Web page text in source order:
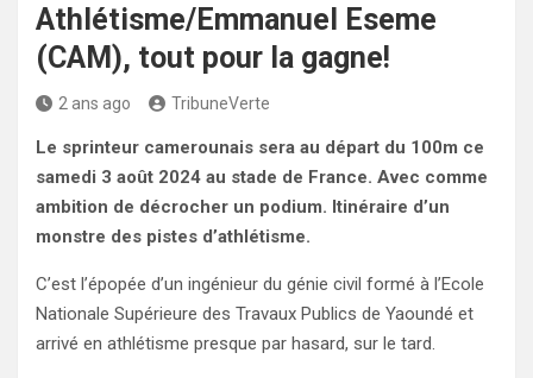
Athlétisme/Emmanuel Eseme
(CAM), tout pour la gagne!
2 ans ago TribuneVerte
Le sprinteur camerounais sera au départ du 100m ce
samedi 3 août 2024 au stade de France. Avec comme
ambition de décrocher un podium. Itinéraire d’un
monstre des pistes d’athlétisme.
C’est l’épopée d’un ingénieur du génie civil formé à l’Ecole
Nationale Supérieure des Travaux Publics de Yaoundé et
arrivé en athlétisme presque par hasard, sur le tard.